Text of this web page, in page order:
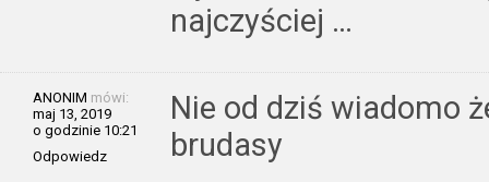
najczyściej …
ANONIM mówi:
maj 13, 2019
o godzinie 10:21
Odpowiedz
Nie od dziś wiadomo
brudasy